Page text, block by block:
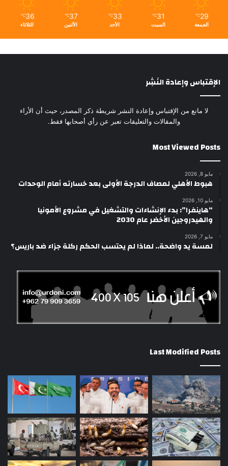
29
℃
الجمعة
31
℃
السبت
33
℃
الأحد
37
℃
الأثنين
36
℃
الثلاثاء
الإقتباس وإعادة النَشِر
لا مانع من الإقتباس وإعادة النشر شريطة ذكر المصدر، حيث أن الأراء
والمقالات والتعليقات تعبر عن رأي أصحابها فقط.
Most Viewed Posts
مايو 8, 2026
هبوط الأهلي لمصاف الدرجة الأولى بعد خسارته أمام الوحدات
مايو 10, 2026
“هاينفرا”: بدء الإنشاءات والتشغيل في مشروع الأمونيا
والهيدروجين الأخضر عام 2030
مايو 7, 2026
لمسة يد واضحة.. لماذا لم يحتسب الحكم ركلة جزاء ضد باريس؟
Last Modified Posts